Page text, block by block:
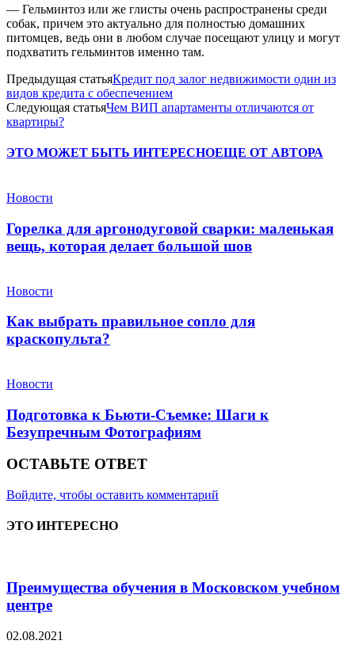
— Гельминтоз или же глисты очень распространены среди
собак, причем это актуально для полностью домашних
питомцев, ведь они в любом случае посещают улицу и могут
подхватить гельминтов именно там.
Предыдущая статьяКредит под залог недвижимости один из
видов кредита с обеспечением
Следующая статьяЧем ВИП апартаменты отличаются от
квартиры?
ЭТО МОЖЕТ БЫТЬ ИНТЕРЕСНОЕЩЕ ОТ АВТОРА
Новости
Горелка для аргонодуговой сварки: маленькая
вещь, которая делает большой шов
Новости
Как выбрать правильное сопло для
краскопульта?
Новости
Подготовка к Бьюти-Съемке: Шаги к
Безупречным Фотографиям
ОСТАВЬТЕ ОТВЕТ
Войдите, чтобы оставить комментарий
ЭТО ИНТЕРЕСНО
Преимущества обучения в Московском учебном
центре
02.08.2021